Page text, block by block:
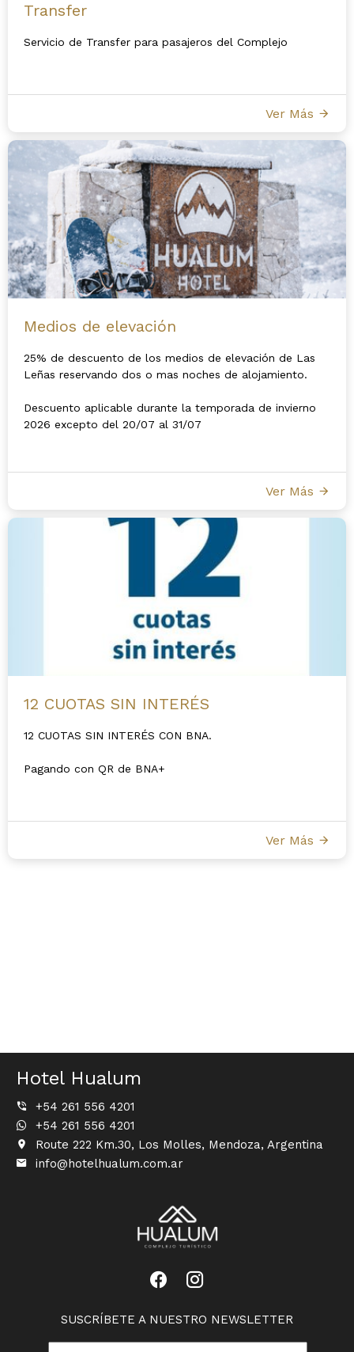
Transfer
Servicio de Transfer para pasajeros del Complejo
Ver Más
Medios de elevación
25% de descuento de los medios de elevación de Las
Leñas reservando dos o mas noches de alojamiento.
Descuento aplicable durante la temporada de invierno
2026 excepto del 20/07 al 31/07
Ver Más
12 CUOTAS SIN INTERÉS
12 CUOTAS SIN INTERÉS CON BNA.
Pagando con QR de BNA+
Ver Más
Hotel Hualum
+54 261 556 4201
+54 261 556 4201
Route 222 Km.30, Los Molles, Mendoza, Argentina
info@hotelhualum.com.ar
SUSCRÍBETE A NUESTRO NEWSLETTER